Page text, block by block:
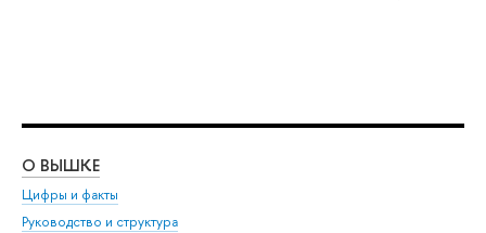
О ВЫШКЕ
Цифры и факты
Руководство и структура